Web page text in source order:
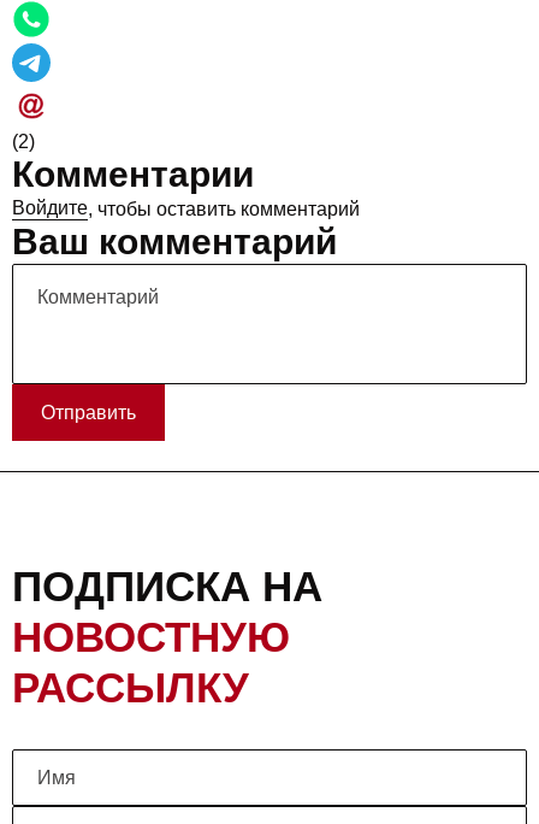
(2)
Комментарии
Войдите, чтобы оставить комментарий
Ваш комментарий
Отправить
ПОДПИСКА НА
НОВОСТНУЮ
РАССЫЛКУ